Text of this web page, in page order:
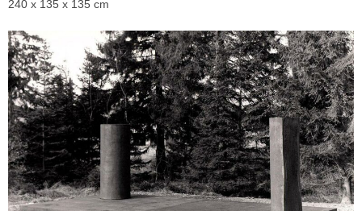
240 x 135 x 135 cm